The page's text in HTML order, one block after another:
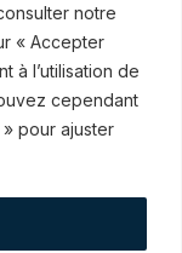
notre
« Accepter
à l’utilisation de
cependant
pour ajuster
2015–2026